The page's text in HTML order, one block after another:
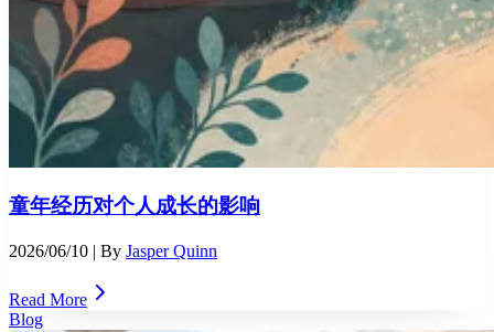
童年经历对个人成长的影响
2026/06/10 | By Jasper Quinn
Read More
Blog